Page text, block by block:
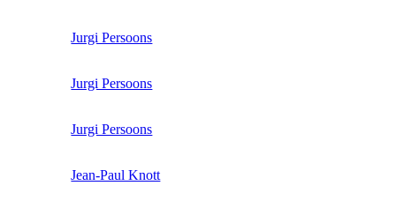
Jurgi Persoons
Jurgi Persoons
Jurgi Persoons
Jean-Paul Knott